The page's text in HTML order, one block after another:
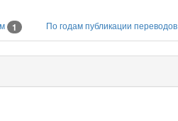
1 По годам публикации переводов